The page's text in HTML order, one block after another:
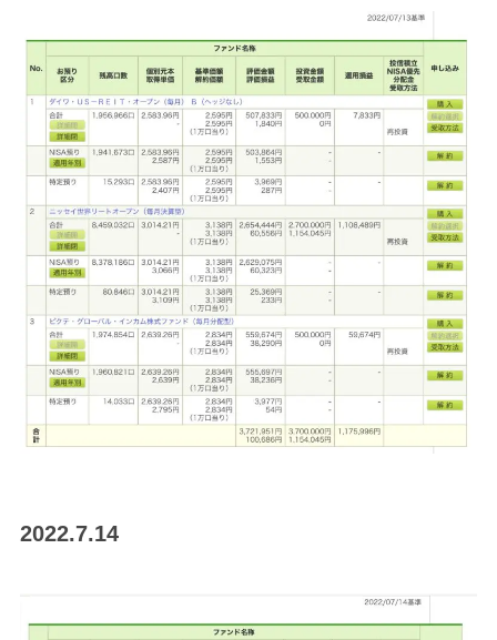
2022.7.14